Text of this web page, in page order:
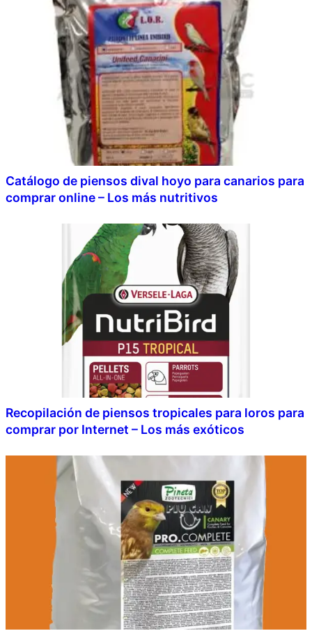
Catálogo de piensos dival hoyo para canarios para
comprar online – Los más nutritivos
Recopilación de piensos tropicales para loros para
comprar por Internet – Los más exóticos